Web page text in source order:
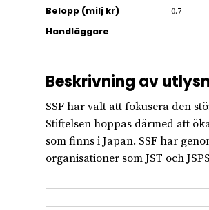
Belopp (milj kr) 0.7
Handläggare
Beskrivning av
SSF har valt att fokusera den
Stiftelsen hoppas därmed att
som finns i Japan. SSF har
organisationer som JST och